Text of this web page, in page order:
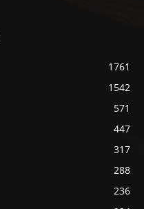
1761
1542
571
447
317
288
236